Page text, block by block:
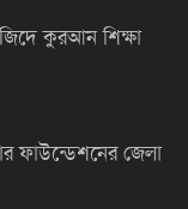
কুরআন শিক্ষা
ফাউন্ডেশনের জেলা